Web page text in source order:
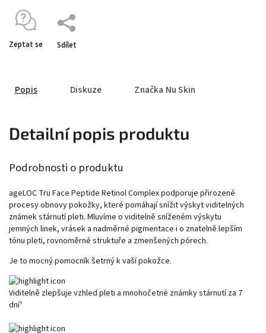
Zeptat se Sdílet
Popis Diskuze Značka Nu Skin
Detailní popis produktu
Podrobnosti o produktu
ageLOC Tru Face Peptide Retinol Complex podporuje přirozené
procesy obnovy pokožky, které pomáhají snížit výskyt viditelných
známek stárnutí pleti. Mluvíme o viditelně sníženém výskytu
jemných linek, vrásek a nadměrné pigmentace i o znatelně lepším
tónu pleti, rovnoměrné struktuře a zmenšených pórech.
Je to mocný pomocník šetrný k vaší pokožce.
Viditelně zlepšuje vzhled pleti a mnohočetné známky stárnutí za 7
dní¹